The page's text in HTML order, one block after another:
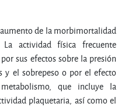
de la morbimortalidad
La actividad física frecuente
sus efectos sobre la presión
el sobrepeso o por el efecto
que incluye la
plaquetaria, así como el